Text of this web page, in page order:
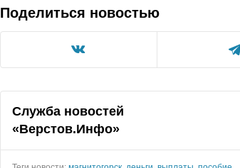
Поделиться новостью
Служба новостей
«Верстов.Инфо»